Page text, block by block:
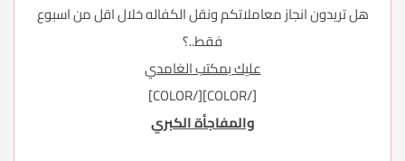
هل تريدون انجاز معاملاتكم ونقل الكفاله خلال اقل من اسبوع
فقط..؟
عليك بمكتب الغامدي
[/COLOR][/COLOR]
والمفاجأة الكبري